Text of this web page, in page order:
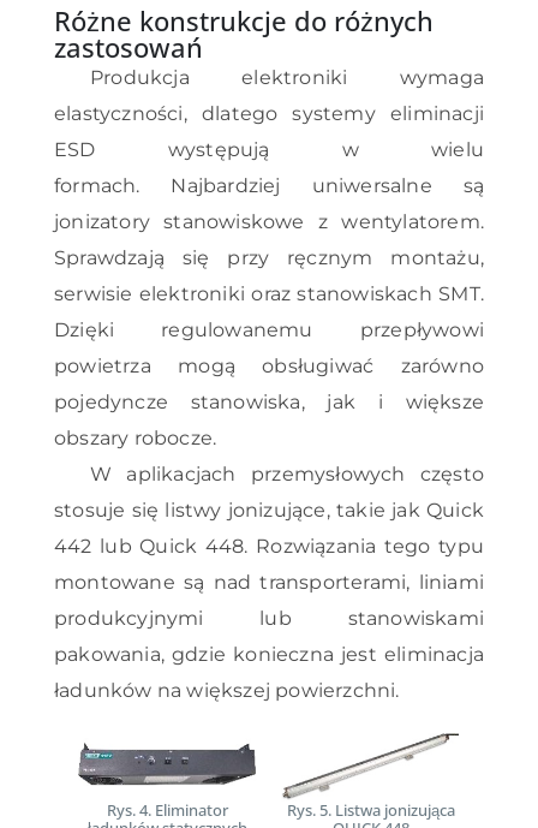
Różne konstrukcje do różnych
zastosowań
Produkcja elektroniki wymaga
elastyczności, dlatego systemy eliminacji
ESD występują w wielu
formach. Najbardziej uniwersalne są
jonizatory stanowiskowe z wentylatorem.
Sprawdzają się przy ręcznym montażu,
serwisie elektroniki oraz stanowiskach SMT.
Dzięki regulowanemu przepływowi
powietrza mogą obsługiwać zarówno
pojedyncze stanowiska, jak i większe
obszary robocze.
W aplikacjach przemysłowych często
stosuje się listwy jonizujące, takie jak Quick
442 lub Quick 448. Rozwiązania tego typu
montowane są nad transporterami, liniami
produkcyjnymi lub stanowiskami
pakowania, gdzie konieczna jest eliminacja
ładunków na większej powierzchni.
Rys. 4. Eliminator
Rys. 5. Listwa jonizująca